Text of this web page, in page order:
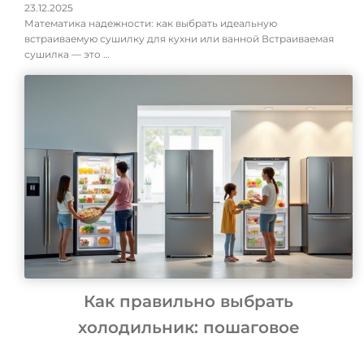
23.12.2025
Математика надежности: как выбрать идеальную
встраиваемую сушилку для кухни или ванной Встраиваемая
сушилка — это …
Как правильно выбрать
холодильник: пошаговое